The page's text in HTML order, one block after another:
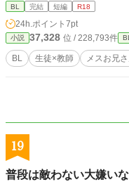
BL 完結 短編 R18
24h.ポイント 7pt
小説 37,328 位 / 228,793件 BL
BL 生徒×教師 メスお兄
19
普段は敵わない大嫌い